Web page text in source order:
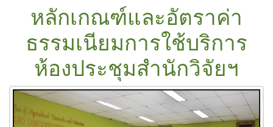
หลักเกณฑ์และอัตราค่า
ธรรมเนียมการใช้บริการ
ห้องประชุมสำนักวิจัยฯ